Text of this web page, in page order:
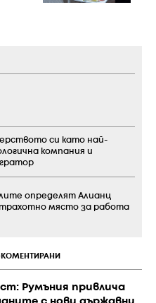
Румъния привлича
си като най-
компания и
определят Алианц
място за работа